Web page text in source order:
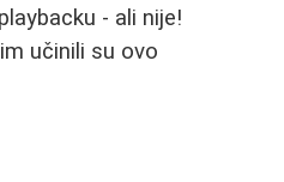
- ali nije!
učinili su ovo